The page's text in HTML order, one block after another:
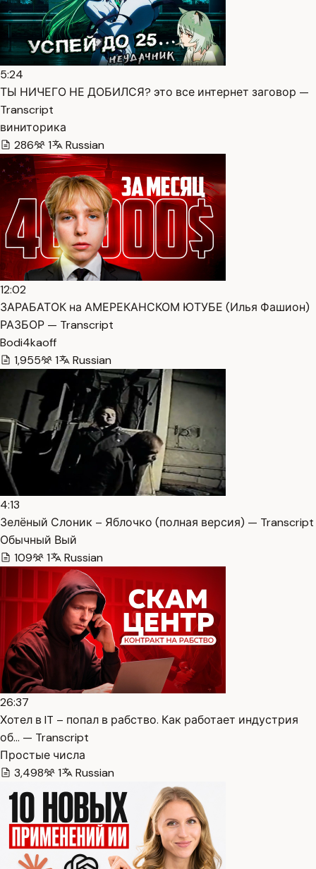
5:24
ТЫ НИЧЕГО НЕ ДОБИЛСЯ? это все интернет заговор —
Transcript
виниторика
286
1 Russian
12:02
ЗАРАБАТОК на АМЕРЕКАНСКОМ ЮТУБЕ (Илья Фашион)
РАЗБОР — Transcript
Bodi4kaoff
1,955
1 Russian
4:13
Зелёный Слоник – Яблочко (полная версия) — Transcript
Обычный Вый
109
1 Russian
26:37
Хотел в IT – попал в рабство. Как работает индустрия
об… — Transcript
Простые числа
3,498
1 Russian